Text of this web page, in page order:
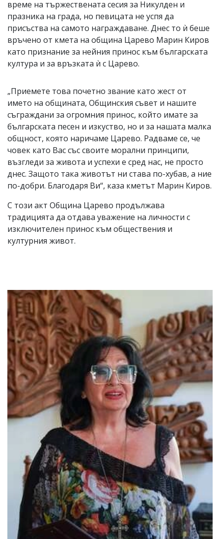
време на тържествената сесия за Никулден и
празника на града, но певицата не успя да
присъства на самото награждаване. Днес то ѝ беше
връчено от кмета на община Царево Марин Киров
като признание за нейния принос към българската
култура и за връзката ѝ с Царево.
„Приемете това почетно звание като жест от
името на общината, Общинския съвет и нашите
съграждани за огромния принос, който имате за
българската песен и изкуство, но и за нашата малка
общност, която наричаме Царево. Радваме се, че
човек като Вас със своите морални принципи,
възгледи за живота и успехи е сред нас, не просто
днес. Защото така животът ни става по-хубав, а ние
по-добри. Благодаря Ви“, каза кметът Марин Киров.
С този акт Община Царево продължава
традицията да отдава уважение на личности с
изключителен принос към обществения и
културния живот.